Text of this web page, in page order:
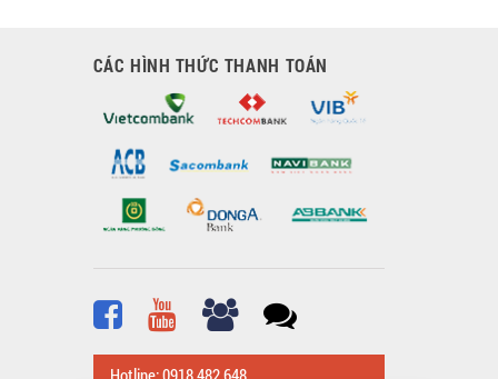
CÁC HÌNH THỨC THANH TOÁN
Hotline: 0918 482 648